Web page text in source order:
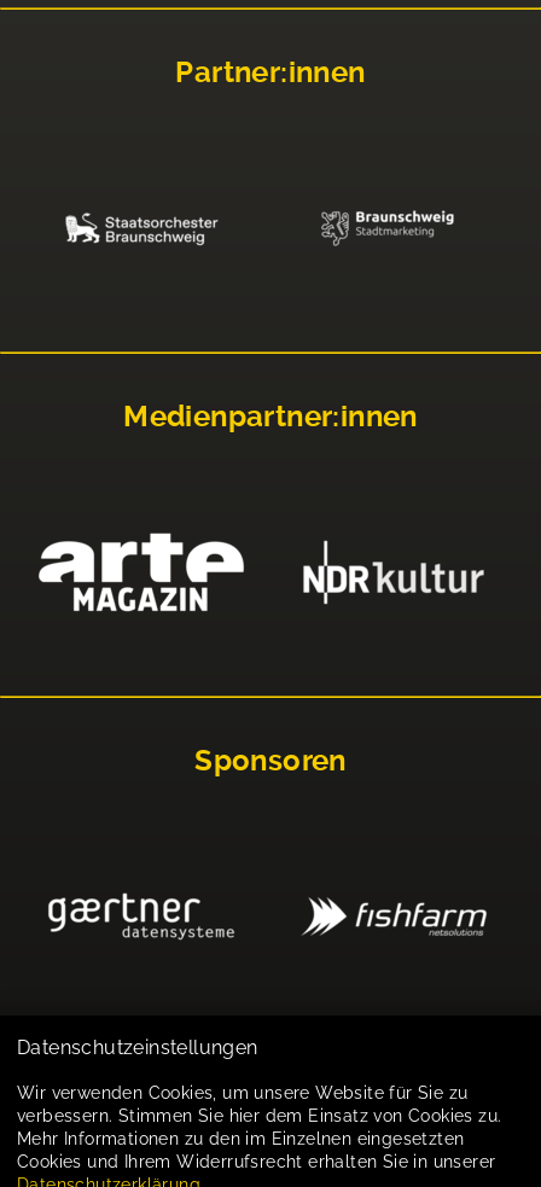
Partner:innen
Medienpartner:innen
Sponsoren
Impressum
Datenschutz
Cookie-Einstellungen
Datenschutzeinstellungen
Wir verwenden Cookies, um unsere Website für Sie zu
verbessern. Stimmen Sie hier dem Einsatz von Cookies zu.
Mehr Informationen zu den im Einzelnen eingesetzten
Cookies und Ihrem Widerrufsrecht erhalten Sie in unserer